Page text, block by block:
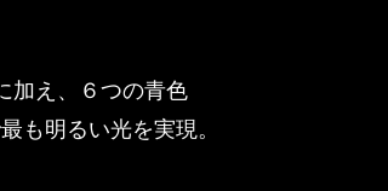
加え、６つの青色
も明るい光を実現。